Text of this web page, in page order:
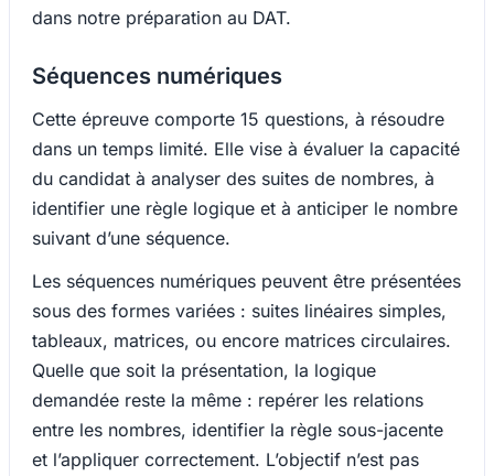
dans notre préparation au DAT.
Séquences numériques
Cette épreuve comporte 15 questions, à résoudre
dans un temps limité. Elle vise à évaluer la capacité
du candidat à analyser des suites de nombres, à
identifier une règle logique et à anticiper le nombre
suivant d’une séquence.
Les séquences numériques peuvent être présentées
sous des formes variées : suites linéaires simples,
tableaux, matrices, ou encore matrices circulaires.
Quelle que soit la présentation, la logique
demandée reste la même : repérer les relations
entre les nombres, identifier la règle sous-jacente
et l’appliquer correctement. L’objectif n’est pas